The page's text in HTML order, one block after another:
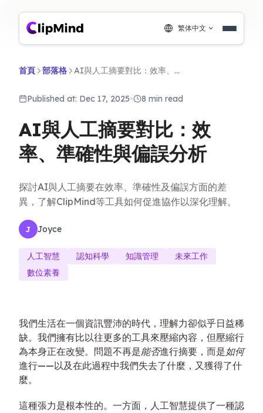
繁体中文
首頁 部落格 AI與人工摘要對比：效率、準確性與偏誤分析
Published at: Dec 17, 2025• 8 min read
AI與人工摘要對比：效
率、準確性與偏誤分析
探討AI與人工摘要在效率、準確性及偏誤方面的差
異，了解ClipMind等工具如何促進協作以深化理解。
J Joyce
人工智慧 認知科學 知識管理
未來工作
數位素養
我們生活在一個資訊豐沛的時代，理解力卻似乎日益稀
缺。我們擁有比以往更多的工具來壓縮內容，但壓縮行
為本身正在改變。問題不再是能否進行摘要，而是如何
進行——以及在此過程中我們失去了什麼，又獲得了什
麼。
這種張力是根本性的。一方面，人工智慧提供了一種認